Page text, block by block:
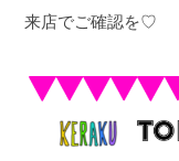
来店でご確認を♡